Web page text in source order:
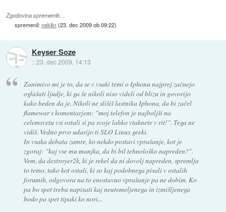
Zgodovina sprememb…
spremenil:nekikr(23. dec 2009 ob 09:22)
Keyser Soze
::23. dec 2009, 14:13
Zanimivo mi je to, da se v vsaki temi o Iphonu najprej začnejo
oglašati ljudje, ki ga še nikoli niso videli od blizu in govorijo
kako beden da je. Nikoli ne slišiš lastnika Iphona, da bi začel
flamewar s komentarjem: "moj telefon je najboljši na
celemsvetu vsi ostali si pa svoje lahko vtaknete v rit!". Tega ne
vidiš. Vedno prvo udarijo ti SLO Linux geeki.
In vsaka debata zamre, ko nekdo postavi vprašanje, kot je
zgoraj: "kaj vse mu manjka, da bi bil tehnološko napreden?".
Vem, da destroyer2k, ki je rekel da ni dovolj napreden, spremlja
to temo, tako kot ostali, ki so kaj podobnega pisali v ostalih
forumih, odgovora na to enostavno vprašanje pa ne dobim. Ko
pa bo spet treba napisati kaj neutemeljenega in izmišljenega
bodo pa spet tipaki ko nori...